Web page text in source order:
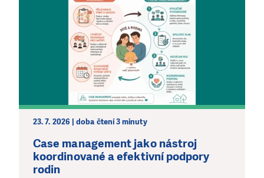
23. 7. 2026 | doba čtení 3 minuty
Case management jako nástroj
koordinované a efektivní podpory
rodin